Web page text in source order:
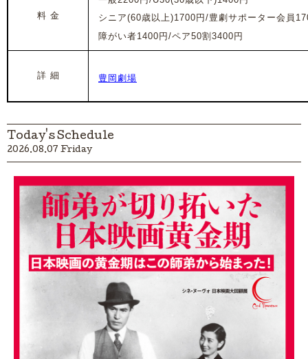
料 金
シニア(60歳以上)1700円/豊劇サポーター会員
障がい者1400円/ペア50割3400円
詳 細 豊岡劇場
Today's Schedule
2026.08.07 Friday